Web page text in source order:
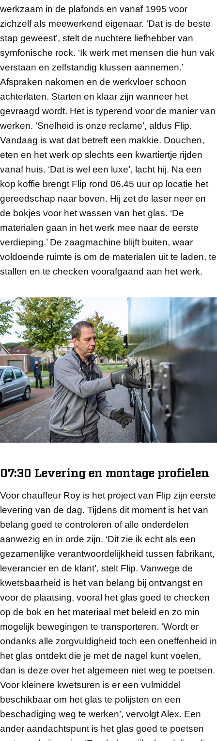
werkzaam in de plafonds en vanaf 1995 voor
zichzelf als meewerkend eigenaar. ‘Dat is de beste
stap geweest’, stelt de nuchtere liefhebber van
symfonische rock. ‘Ik werk met mensen die hun vak
verstaan en zelfstandig klussen aannemen.’
Afspraken nakomen en de werkvloer schoon
achterlaten. Starten en klaar zijn wanneer het
gevraagd wordt. Het is typerend voor de manier van
werken. ‘Snelheid is onze reclame’, aldus Flip.
Vandaag is wat dat betreft een makkie. Douchen,
eten en het werk op slechts een kwartiertje rijden
vanaf huis. ‘Dat is wel een luxe’, lacht hij. Na een
kop koffie brengt Flip rond 06.45 uur op locatie het
gereedschap naar boven. Hij zet de laser neer en
de bokjes voor het wassen van het glas. ‘De
materialen gaan in het werk mee naar de eerste
verdieping.’ De zaagmachine blijft buiten, waar
voldoende ruimte is om de materialen uit te laden, te
stallen en te checken voorafgaand aan het werk.
07:30 Levering en montage profielen
Voor chauffeur Roy is het project van Flip zijn eerste
levering van de dag. Tijdens dit moment is het van
belang goed te controleren of alle onderdelen
aanwezig en in orde zijn. ‘Dit zie ik echt als een
gezamenlijke verantwoordelijkheid tussen fabrikant,
leverancier en de klant’, stelt Flip. Vanwege de
kwetsbaarheid is het van belang bij ontvangst en
voor de plaatsing, vooral het glas goed te checken
op de bok en het materiaal met beleid en zo min
mogelijk bewegingen te transporteren. ‘Wordt er
ondanks alle zorgvuldigheid toch een oneffenheid in
het glas ontdekt die je met de nagel kunt voelen,
dan is deze over het algemeen niet weg te poetsen.
Voor kleinere kwetsuren is er een vulmiddel
beschikbaar om het glas te polijsten en een
beschadiging weg te werken’, vervolgt Alex. Een
ander aandachtspunt is het glas goed te poetsen